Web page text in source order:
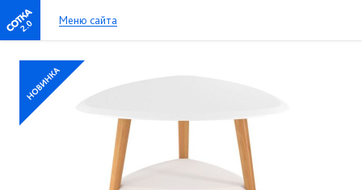
2.0 Меню сайта